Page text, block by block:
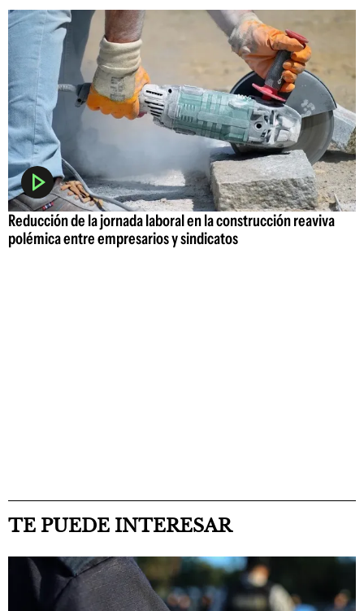
Reducción de la jornada laboral en la construcción reaviva
polémica entre empresarios y sindicatos
TE PUEDE INTERESAR